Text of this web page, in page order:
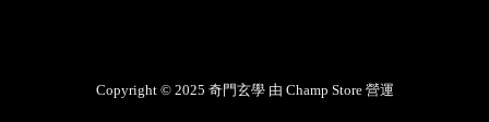
Copyright © 2025 奇門玄學 由 Champ Store 營運